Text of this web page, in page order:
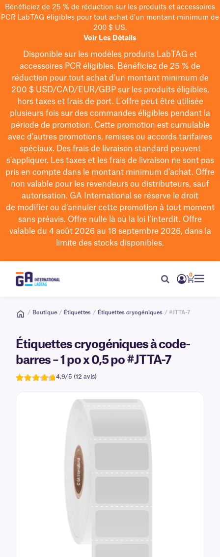
Bénéficiez de 25 % de réduction sur les produits et accessoires
PCR LabTAG éligibles pour tout achat d'un montant minimum de
200 $ US.
Voir Les Détails
Disponible sur les modèles produits LabTAG et
accessoires PCR éligibles. Bénéficiez de 25 % de
réduction pour tout achat d'un montant minimum de
200 $USD/CAD/EUR/GBPsur les produits éligibles,
hors taxes et frais de port. L'offre peut être utilisée
plusieurs fois sur des commandes éligibles pendant la
période de promotion. Cette promotion est cumulable
avec d'autres promotions, remises ou accords tarifaires
spéciaux. Des frais de livraison standard peuvent
s'appliquer. Les taxes et les frais de livraison ne sont pas
pris en compte dans le montant minimum d'achat. Offre
non valable pour les revendeurs ou distributeurs, sauf
autorisation. GA International se réserve le droit
de modifierou d’annuler cette promotion à tout moment
sans préavis. Offre nulle là où la loi l’interdit. Offre
valable du 4 août 2026 au 18 septembre 2026, dans la
limite des stocks disponibles.
0
/ Boutique / Étiquettes / Étiquettes cryogéniques / #JTTA-7
Étiquettes cryogéniques à code-
barres – 1 po x 0,5 po #JTTA-7
4,9/5 (12 avis)